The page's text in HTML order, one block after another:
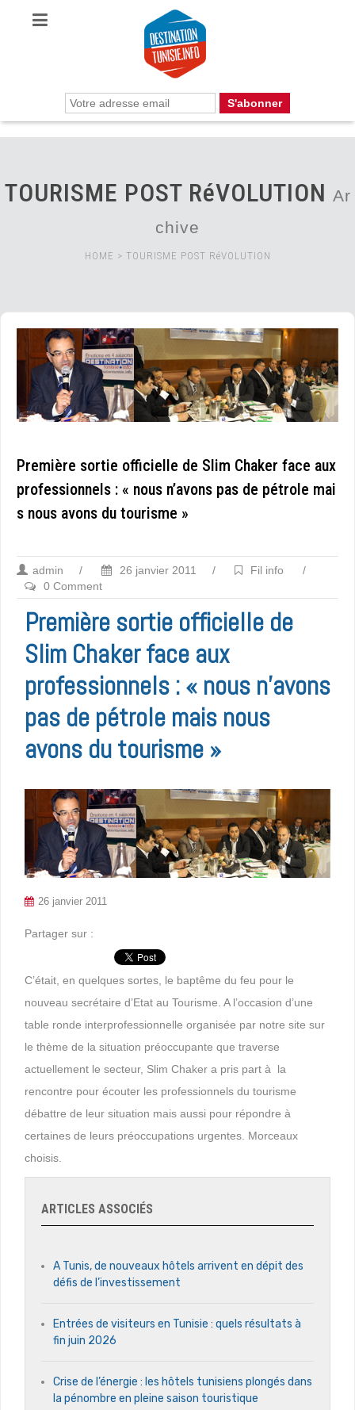
TOURISME POST RéVOLUTION Ar
chive
HOME > TOURISME POST RéVOLUTION
Première sortie officielle de Slim Chaker face aux
professionnels : « nous n’avons pas de pétrole mai
s nous avons du tourisme »
admin / 26 janvier 2011 / Fil info
/
0 Comment
Première sortie officielle de
Slim Chaker face aux
professionnels : « nous n’avons
pas de pétrole mais nous
avons du tourisme »
26 janvier 2011
Partager sur :
C’était, en quelques sortes, le baptême du feu pour le
nouveau secrétaire d’Etat au Tourisme. A l’occasion d’une
table ronde interprofessionnelle organisée par notre site sur
le thème de la situation préoccupante que traverse
actuellement le secteur, Slim Chaker a pris part à la
rencontre pour écouter les professionnels du tourisme
débattre de leur situation mais aussi pour répondre à
certaines de leurs préoccupations urgentes. Morceaux
choisis.
ARTICLES ASSOCIÉS
A Tunis, de nouveaux hôtels arrivent en dépit des
défis de l’investissement
Entrées de visiteurs en Tunisie : quels résultats à
fin juin 2026
Crise de l’énergie : les hôtels tunisiens plongés dans
la pénombre en pleine saison touristique